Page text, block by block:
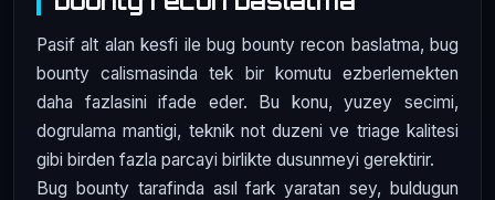
Pasif alt alan kesfi ile bug bounty recon baslatma, bug
bounty calismasinda tek bir komutu ezberlemekten
daha fazlasini ifade eder. Bu konu, yuzey secimi,
dogrulama mantigi, teknik not duzeni ve triage kalitesi
gibi birden fazla parcayi birlikte dusunmeyi gerektirir.
Bug bounty tarafinda asıl fark yaratan sey, buldugun